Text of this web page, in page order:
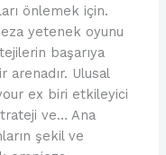
önlemek için.
yetenek oyunu
başarıya
arenadır. Ulusal
ex biri etkileyici
ve… Ana
şekil ve